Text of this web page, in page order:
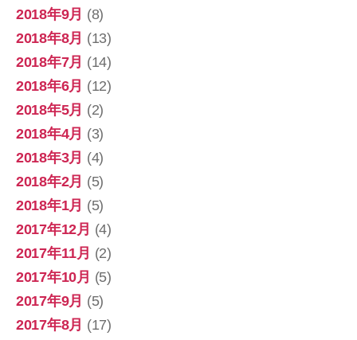
2018年9月 (8)
2018年8月 (13)
2018年7月 (14)
2018年6月 (12)
2018年5月 (2)
2018年4月 (3)
2018年3月 (4)
2018年2月 (5)
2018年1月 (5)
2017年12月 (4)
2017年11月 (2)
2017年10月 (5)
2017年9月 (5)
2017年8月 (17)